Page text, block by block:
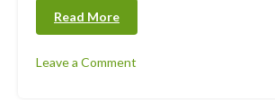
Read More
Leave a Comment